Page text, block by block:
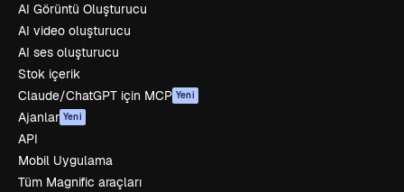
AI Görüntü Oluşturucu
AI video oluşturucu
AI ses oluşturucu
Stok içerik
Claude/ChatGPT için MCP Yeni
Ajanlar Yeni
API
Mobil Uygulama
Tüm Magnific araçları